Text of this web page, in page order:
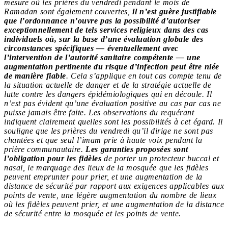
mesure où les prières du vendredi pendant le mois de
Ramadan sont également couvertes, il n’est guère justifiable
que l’ordonnance n’ouvre pas la possibilité d’autoriser
exceptionnellement de tels services religieux dans des cas
individuels où, sur la base d’une évaluation globale des
circonstances spécifiques — éventuellement avec
l’intervention de l’autorité sanitaire compétente — une
augmentation pertinente du risque d’infection peut être niée
de manière fiable. Cela s’applique en tout cas compte tenu de
la situation actuelle de danger et de la stratégie actuelle de
lutte contre les dangers épidémiologiques qui en découle. Il
n’est pas évident qu’une évaluation positive au cas par cas ne
puisse jamais être faite. Les observations du requérant
indiquent clairement quelles sont les possibilités à cet égard. Il
souligne que les prières du vendredi qu’il dirige ne sont pas
chantées et que seul l’imam prie à haute voix pendant la
prière communautaire. Les garanties proposées sont
l’obligation pour les fidèles de porter un protecteur buccal et
nasal, le marquage des lieux de la mosquée que les fidèles
peuvent emprunter pour prier, et une augmentation de la
distance de sécurité par rapport aux exigences applicables aux
points de vente, une légère augmentation du nombre de lieux
où les fidèles peuvent prier, et une augmentation de la distance
de sécurité entre la mosquée et les points de vente.